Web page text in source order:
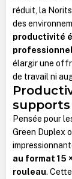
réduit, la
des
productivité
élargir une
de travail ni
supports
Pensée pour
Green Duplex
au format 15
rouleau.